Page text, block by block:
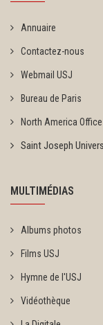
Annuaire
Contactez-nous
Webmail USJ
Bureau de Paris
North America Office
Saint Joseph
MULTIMÉDIAS
Albums photos
Films USJ
Hymne de l'USJ
Vidéothèque